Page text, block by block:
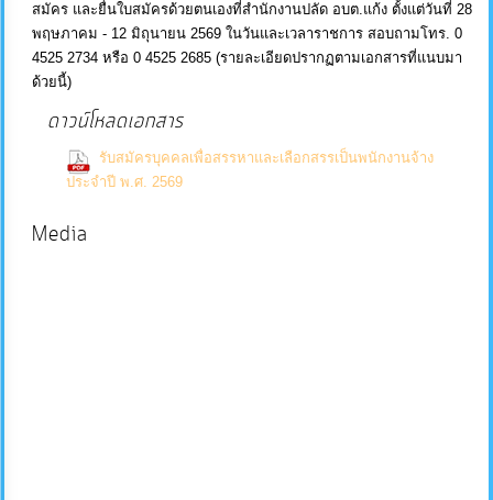
การ
จัดการ
ความ
งาน
สมัคร และยื่นใบสมัครด้วยตนเองที่สำนักงานปลัด อบต.แก้ง ตั้งแต่วันที่ 28
พฤษภาคม - 12 มิถุนายน 2569 ในวันและเวลาราชการ สอบถามโทร. 0
4525 2734 หรือ 0 4525 2685 (รายละเอียดปรากฏตามเอกสารที่แนบมา
ด้วยนี้)
ดาวน์โหลดเอกสาร
รับสมัครบุคคลเพื่อสรรหาและเลือกสรรเป็นพนักงานจ้าง
ประจำปี พ.ศ. 2569
Media